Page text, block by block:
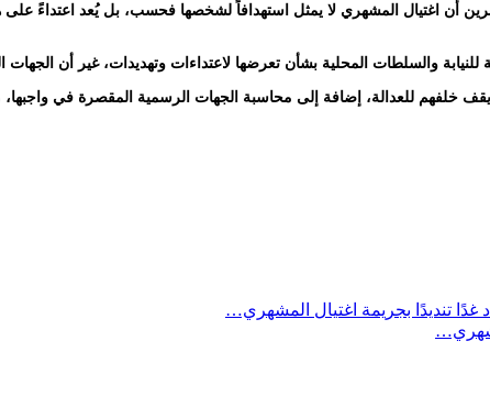
اغتيال المشهري لا يمثل استهدافاً لشخصها فحسب، بل يُعد اعتداءً على
والسلطات المحلية بشأن تعرضها لاعتداءات وتهديدات، غير أن الجهات
خلفهم للعدالة، إضافة إلى محاسبة الجهات الرسمية المقصرة في
غدًا تنديدًا بجريمة اغتيال المشهري…